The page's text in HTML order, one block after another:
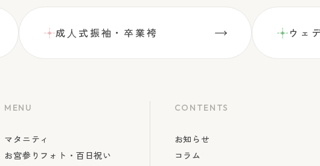
成⼈式振袖・卒業袴 ウェ
MENU
マタニティ
お宮参りフォト・百日祝い
CONTENTS
お知らせ
コラム